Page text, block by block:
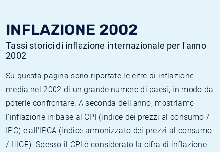
INFLAZIONE 2002
Tassi storici di inflazione internazionale per l'anno
2002
Su questa pagina sono riportate le cifre di inflazione
media nel 2002 di un grande numero di paesi, in modo da
poterle confrontare. A seconda dell'anno, mostriamo
l'inflazione in base al CPI (indice dei prezzi al consumo /
IPC) e all'IPCA (indice armonizzato dei prezzi al consumo
/ HICP). Spesso il CPI è considerato la cifra di inflazione